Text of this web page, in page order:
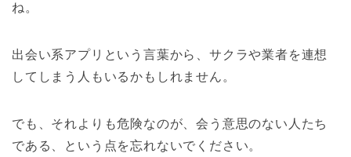
ね。
出会い系アプリという言葉から、サクラや業者を連想
してしまう人もいるかもしれません。
でも、それよりも危険なのが、会う意思のない人たち
である、という点を忘れないでください。